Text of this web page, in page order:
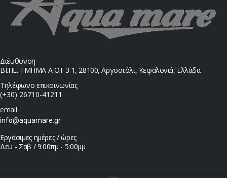
Διέυθυνση
ΒΙ.ΠΕ. ΤΜΗΜΑ Α ΟΤ 3 1, 28100, Αργοστόλι, Κεφαλονιά, Ελλάδα
Τηλέφωνο επικοινωνίας
(+30) 26710-41211
email
info@aquamare.gr
Εργάσιμες ημέρες / ώρες
Δευ - Σαβ / 9:00πμ - 5:00μμ